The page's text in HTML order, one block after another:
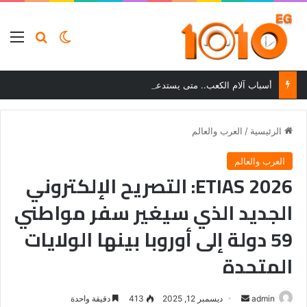
بحثالوضع
أسباب آلام الكعب.. متى يستدعي الألم زيارة الطبيب؟
الرئيسية / العرب والعالم
العرب والعالم
ETIAS 2026: التصريح الإلكتروني
الجديد الذي سيغير سفر مواطني
59 دولة إلى أوروبا بينها الولايات
المتحدة
admin أرسل ديسمبر 12, 2025 413 دقيقة واحدة